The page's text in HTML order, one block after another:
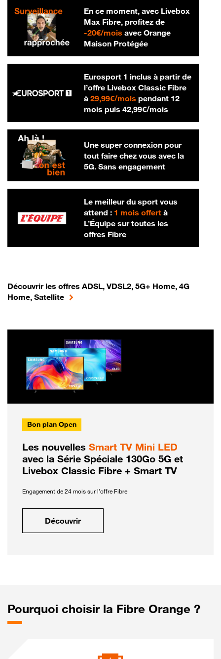
En ce moment, avec Livebox
Max Fibre, profitez de
-20€/mois20 € par mois
avec Orange
Maison Protégée
Eurosport 1 inclus à partir de
l’offre Livebox Classic Fibre
à 29,99€/mois29,99 € par mois
pendant 12
mois puis 42,99€/mois42,99 € par
Une super connexion pour
tout faire chez vous avec la
5G. Sans engagement
Le meilleur du sport vous
attend : 1 mois offertà
L’Équipe sur toutes les
offres Fibre
Découvrir les offres ADSL, VDSL2, 5G+ Home, 4G
Home, Satellite
Bon plan Open
Les nouvelles Smart TV Mini LED
avec la Série Spéciale 130Go 5G et
Livebox Classic Fibre + Smart TV
Engagement de 24 mois sur l'offre Fibre
Découvrir
Pourquoi choisir la Fibre Orange ?